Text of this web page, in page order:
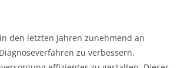
den letzten Jahren zunehmend an
zu verbessern,